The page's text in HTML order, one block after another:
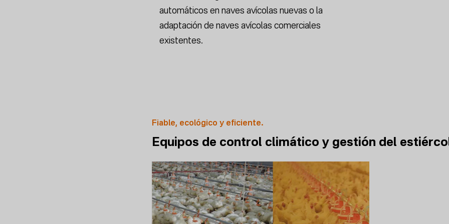
automáticos en naves avícolas nuevas o la
adaptación de naves avícolas comerciales
existentes.
Fiable, ecológico y eficiente.
Equipos de control climático y gestión del